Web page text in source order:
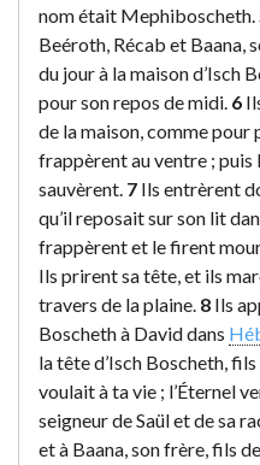
nom était Mephiboscheth.
Beéroth, Récab et Baana,
du jour à la maison d’Isch
pour son repos de midi. 6
de la maison, comme
frappèrent au ventre ; puis
sauvèrent. 7 Ils entrèrent
qu’il reposait sur son lit
frappèrent et le firent
Ils prirent sa tête, et ils
travers de la plaine. 8 Ils
Boscheth à David dans
la tête d’Isch Boscheth,
voulait à ta vie ; l’Éternel
seigneur de Saül et de sa
et à Baana, son frère, fils